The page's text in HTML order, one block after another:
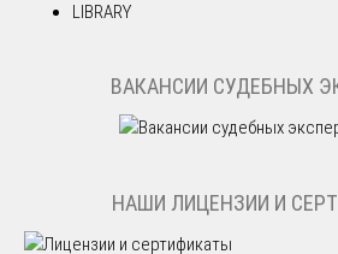
LIBRARY
ВАКАНСИИ СУДЕБНЫХ
НАШИ ЛИЦЕНЗИИ И